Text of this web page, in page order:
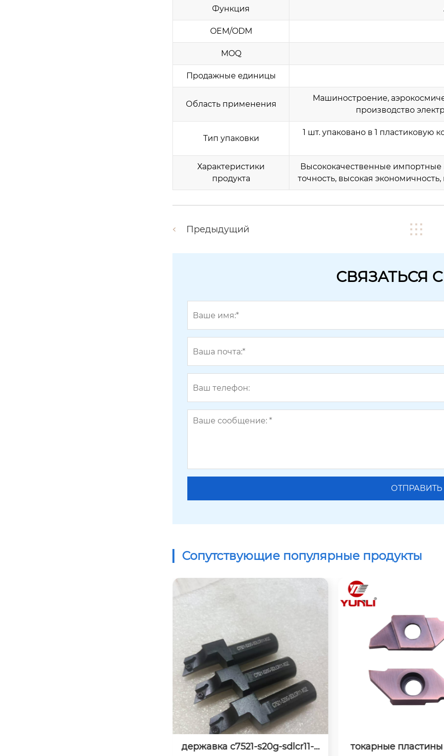
Функция
OEM/ODM
MOQ
Продажные единицы
Область применения
Машиностроение,
производство
Тип упаковки
1 шт. упаковано в 1 пластиковую
Характеристики
продукта
Высококачественные
точность, высокая
Предыдущий
СВЯЗАТЬСЯ
Сопутствующие популярные продукты
токарные пластины ctpa07fl державка